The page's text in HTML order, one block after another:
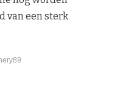
van een sterk